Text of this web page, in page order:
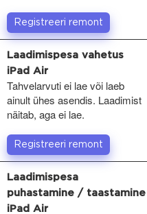
Registreeri remont
Laadimispesa vahetus
iPad Air
Tahvelarvuti ei lae või laeb
ainult ühes asendis. Laadimist
näitab, aga ei lae.
Registreeri remont
Laadimispesa
puhastamine / taastamine
iPad Air